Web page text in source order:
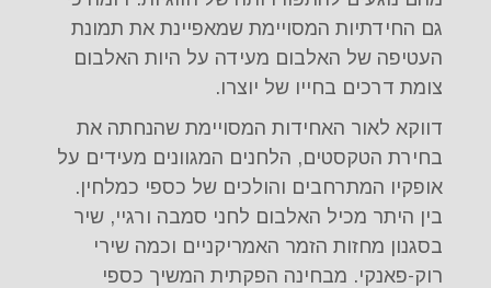
גם החידתיות המסויימת שמאפיינת את תמונת
העטיפה של האלבום מעידה על היות האלבום
צומת דרכים בחייו של יוצרו.
דווקא לאור האחידות המסויימת שהנחתה את
בחירת הטקסטים, הלחנים המגוונים מעידים על
אופקיו המתרחבים והולכים של כספי כמלחין.
בין היתר מכיל האלבום לחני סמבה ורגיי, שיר
בסגנון מחזות הזמר האמריקניים וכמה שירי
רוק-פאנקי. מבחינה הפקתית המשיך כספי